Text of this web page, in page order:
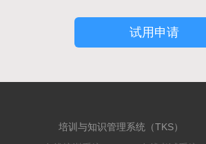
试用申请
培训与知识管理系统（TKS）